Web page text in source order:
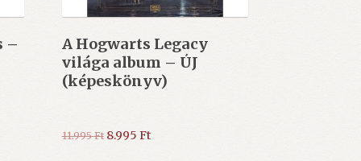
–
A Hogwarts Legacy
világa album – ÚJ
(képeskönyv)
11.995Ft Original
8.995 FtCurrent